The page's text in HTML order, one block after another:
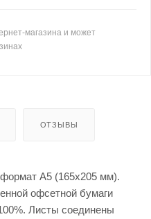
магазина и может
ОТЗЫВЫ
А5 (165х205 мм).
офсетной бумаги
Листы соединены